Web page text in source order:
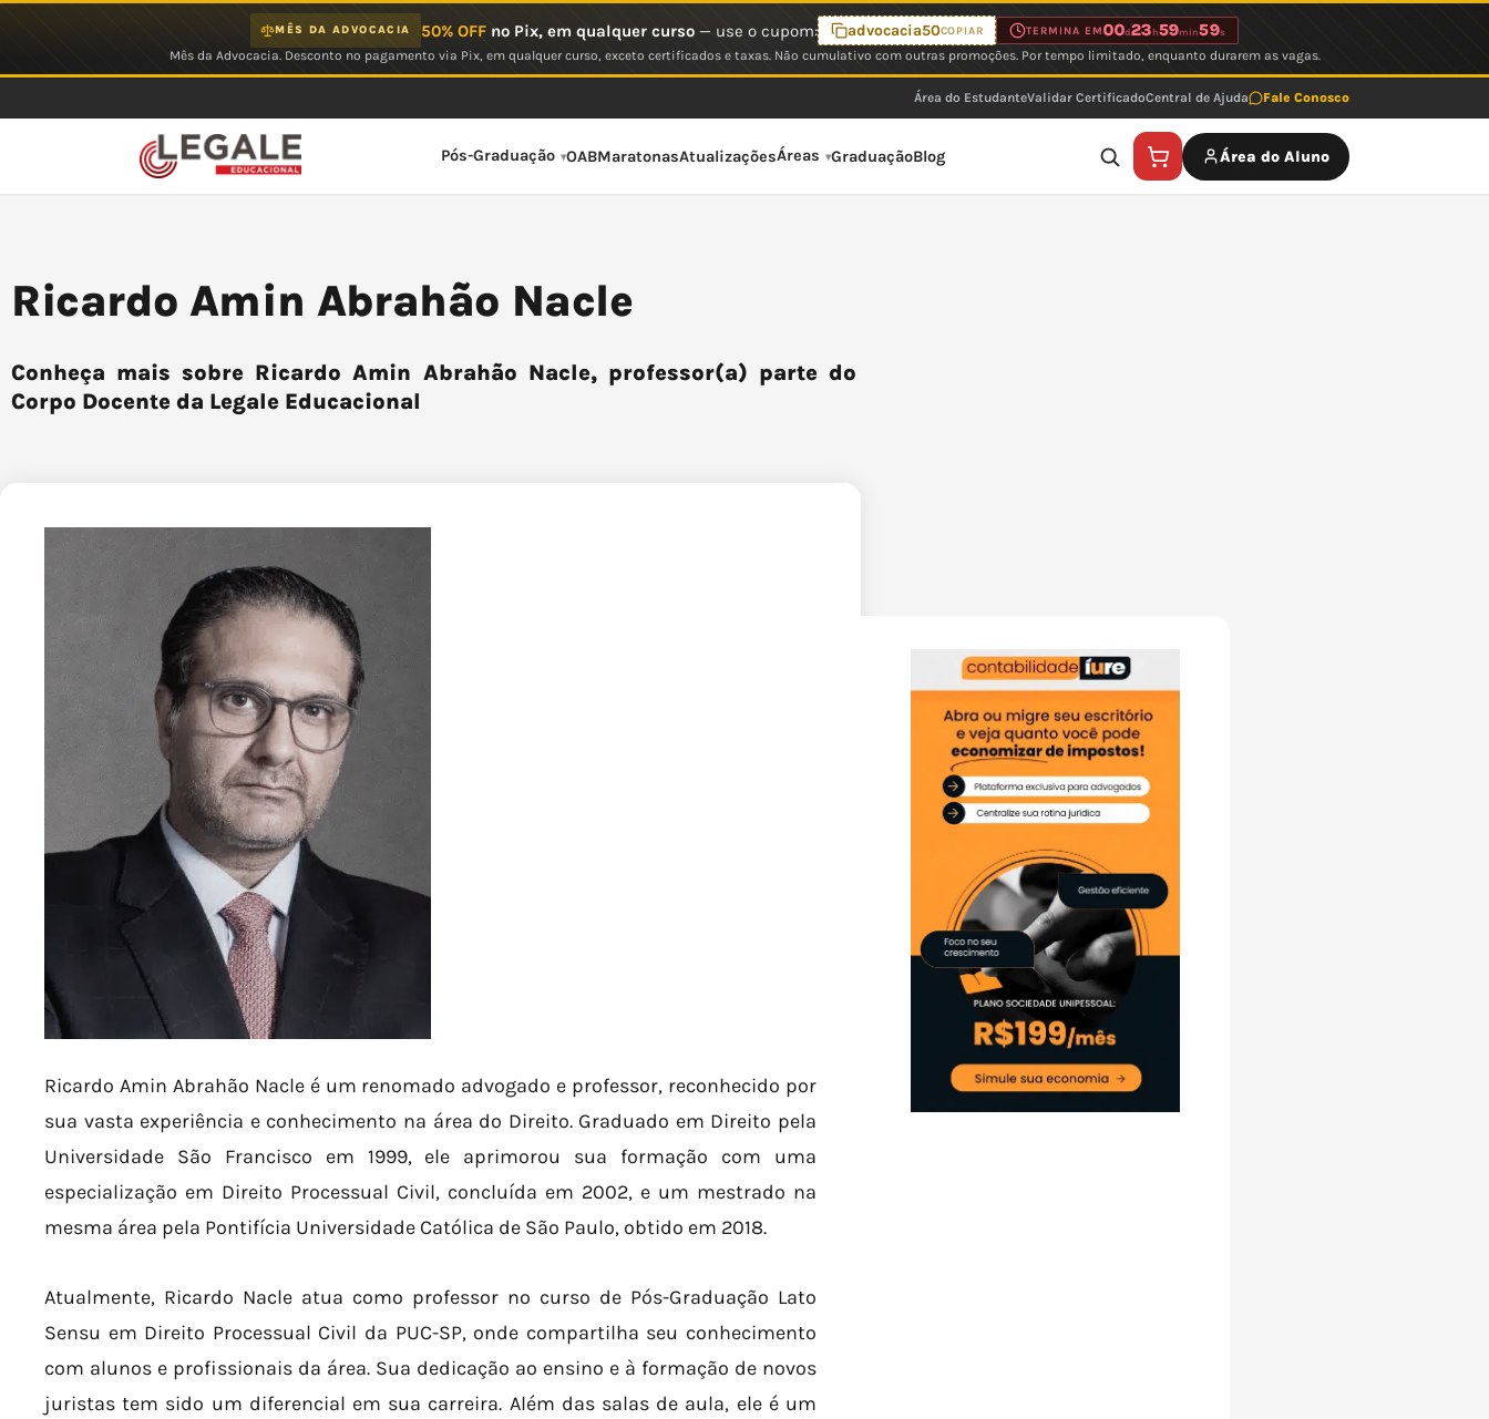
MÊS DA ADVOCACIA 50% OFFno Pix, em qualquer curso— use o cupom: advocacia50COPIAR TERMINA EM00d23 h59min59s
Mês da Advocacia. Desconto no pagamento via Pix, em qualquer curso, exceto certificados e taxas. Não cumulativo com outras promoções. Por tempo limitado, enquanto durarem as vagas.
Área do EstudanteValidar CertificadoCentral de Ajuda Fale Conosco
Pós-Graduação OABMaratonasAtualizaçõesÁreas GraduaçãoBlog Área do Aluno
Ricardo Amin Abrahão Nacle
Conheça mais sobre Ricardo Amin Abrahão Nacle, professor(a) parte do
Corpo Docente da Legale Educacional
Ricardo Amin Abrahão Nacle é um renomado advogado e professor, reconhecido por
sua vasta experiência e conhecimento na área do Direito. Graduado em Direito pela
Universidade São Francisco em 1999, ele aprimorou sua formação com uma
especialização em Direito Processual Civil, concluída em 2002, e um mestrado na
mesma área pela Pontifícia Universidade Católica de São Paulo, obtido em 2018.
Atualmente, Ricardo Nacle atua como professor no curso de Pós-Graduação Lato
Sensu em Direito Processual Civil da PUC-SP, onde compartilha seu conhecimento
com alunos e profissionais da área. Sua dedicação ao ensino e à formação de novos
juristas tem sido um diferencial em sua carreira. Além das salas de aula, ele é um